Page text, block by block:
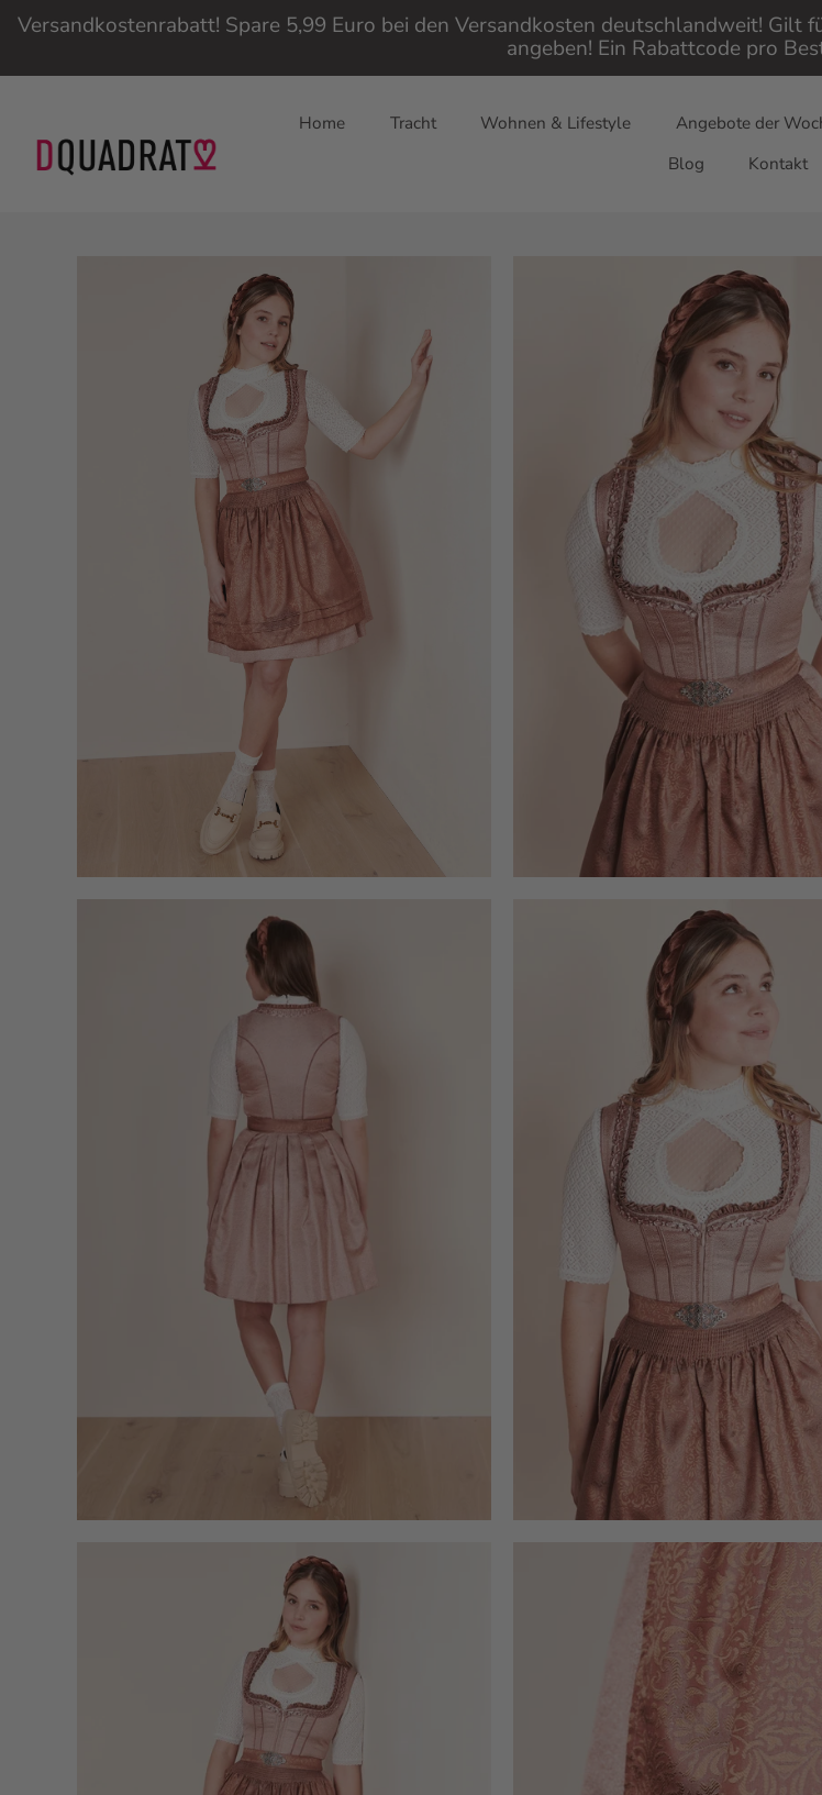
Versandkostenrabatt! Spare 5,99 Euro bei den Versandkosten deutschlandweit! Gilt
angeben! Ein Rabattcode pro
Home Tracht Wohnen & Lifestyle Angebote der
Blog
Kontakt